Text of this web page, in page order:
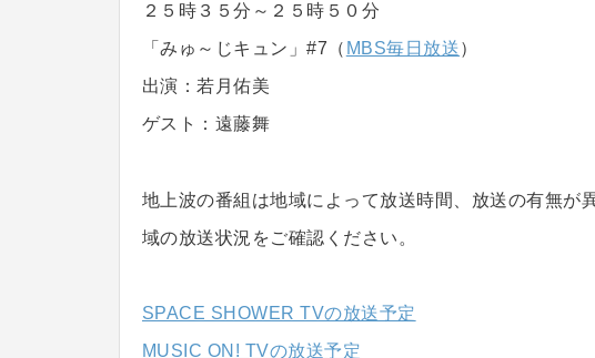
２５時３５分～２５時５０分
「みゅ～じキュン」#7（ MBS毎日放送）
出演：若月佑美
ゲスト：遠藤舞
地上波の番組は地域によって放送時間、放送の有無が
域の放送状況をご確認ください。
SPACE SHOWER TVの放送予定
MUSIC ON! TVの放送予定